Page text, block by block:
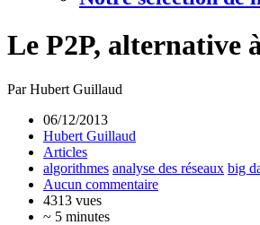
Le P2P, alternative
Par Hubert Guillaud
06/12/2013
Hubert Guillaud
Articles
algorithmes analyse des réseaux big
Aucun commentaire
4313 vues
~ 5 minutes